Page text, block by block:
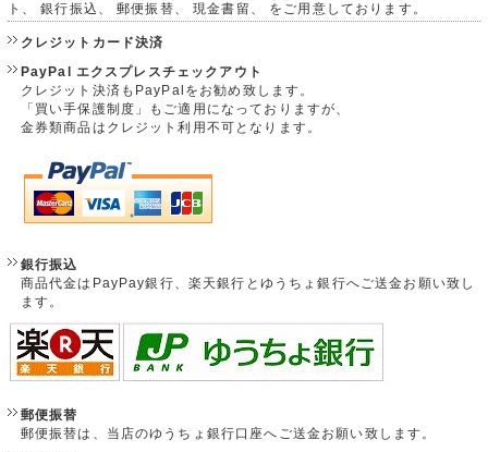
ト、 銀行振込、 郵便振替、 現金書留、 をご用意しております。
クレジットカード決済
PayPal エクスプレスチェックアウト
クレジット決済もPayPalをお勧め致します。
「買い手保護制度」もご適用になっておりますが、
金券類商品はクレジット利用不可となります。
銀行振込
商品代金はPayPay銀行、楽天銀行とゆうちょ銀行へご送金お願い致し
ます。
郵便振替
郵便振替は、当店のゆうちょ銀行口座へご送金お願い致します。